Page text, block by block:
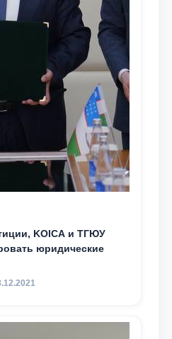
KOICA и ТГЮУ
юридические